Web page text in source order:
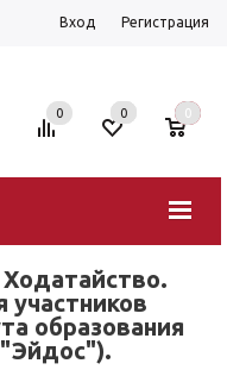
Вход Регистрация
0 0 0
образования